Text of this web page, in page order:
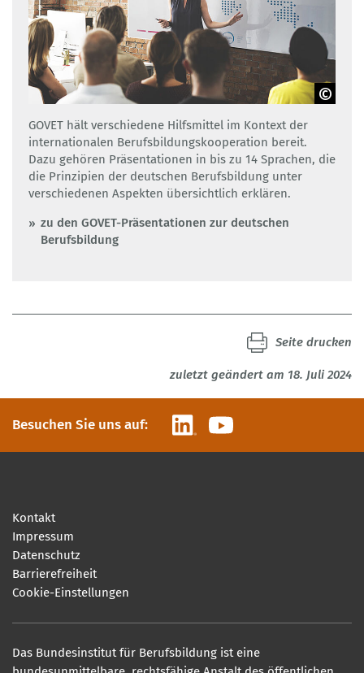
Adobe Stock
GOVET hält verschiedene Hilfsmittel im Kontext der
internationalen Berufsbildungskooperation bereit.
Dazu gehören Präsentationen in bis zu 14 Sprachen, die
die Prinzipien der deutschen Berufsbildung unter
verschiedenen Aspekten übersichtlich erklären.
zu den GOVET-Präsentationen zur deutschen
Berufsbildung
zuletzt geändert am 18. Juli 2024
Seite drucken
Besuchen Sie uns auf: LinkedInYouTube
Kontakt
Impressum
Datenschutz
Barrierefreiheit
Cookie-Einstellungen
Das Bundesinstitut für Berufsbildung ist eine